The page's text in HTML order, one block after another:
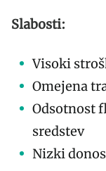
Slabosti:
Visoki
Omejena
Odsotnost
sredstev
Nizki